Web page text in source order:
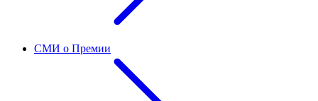
СМИ о Премии